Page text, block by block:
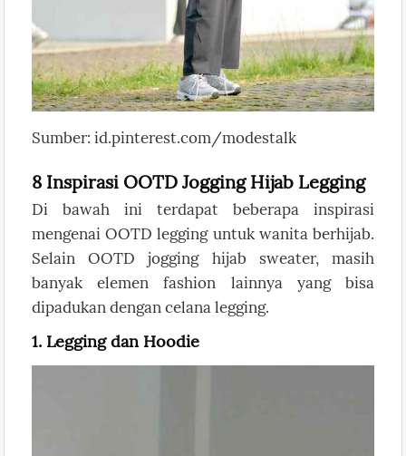
Sumber: id.pinterest.com/modestalk
8 Inspirasi OOTD Jogging Hijab Legging
Di bawah ini terdapat beberapa inspirasi
mengenai OOTD legging untuk wanita berhijab.
Selain OOTD jogging hijab sweater, masih
banyak elemen fashion lainnya yang bisa
dipadukan dengan celana legging.
1. Legging dan Hoodie